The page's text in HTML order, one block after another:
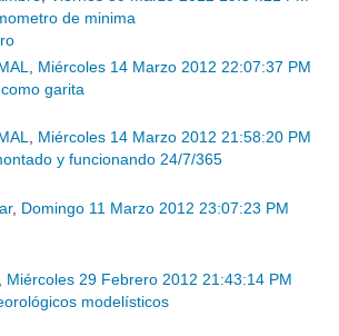
de minima
Miércoles 14 Marzo 2012 22:07:37 PM
garita
, Miércoles 14 Marzo 2012 21:58:20 PM
y funcionando 24/7/365
, Domingo 11 Marzo 2012 23:07:23 PM
Miércoles 29 Febrero 2012 21:43:14 PM
modelísticos